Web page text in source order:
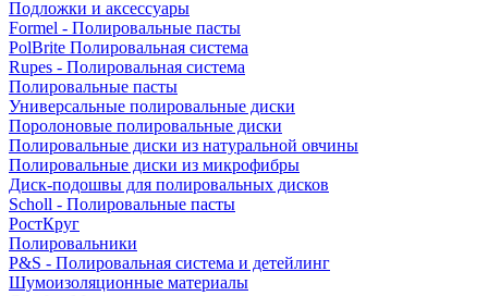
Подложки и аксессуары
Formel - Полировальные пасты
PolBrite Полировальная система
Rupes - Полировальная система
Полировальные пасты
Универсальные полировальные диски
Поролоновые полировальные диски
Полировальные диски из натуральной овчины
Полировальные диски из микрофибры
Диск-подошвы для полировальных дисков
Scholl - Полировальные пасты
РостКруг
Полировальники
P&S - Полировальная система и детейлинг
Шумоизоляционные материалы